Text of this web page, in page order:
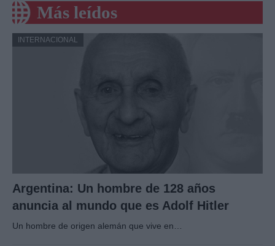
Más leídos
INTERNACIONAL
Argentina: Un hombre de 128 años
anuncia al mundo que es Adolf Hitler
Un hombre de origen alemán que vive en…